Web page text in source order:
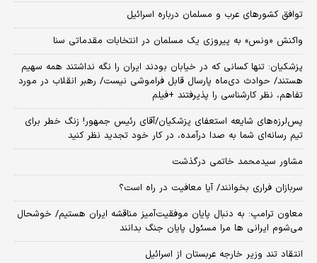
توافق کشورهای عرب و مسلمان درباره اسرائیل
واکنش «ونس» به پیروزی یک مسلمان در انتخابات مقدماتی سنا
پزشکیان: تنها کسانی که در خیابان بودند ایران را نگه نداشتند همه سهیم
هستند/ حوادث دی‌ماه پارسال قابل فراموشی نیست/ رهبر انقلاب در مورد
تفاهم، نظر کارشناسی را پذیرفتند +فیلم
پس‌لرزه‌های شایعه استعفای پزشکیان/آقای رئیس جمهور! زنگ خطر برای
تیم رسانه‌ای شما به صدا درآمده، در کار خود تجدید نظر کنید
مشاور سیدمحمد خاتمی درگذشت
سربازان فراری بخوانند/ آیا معافیت در راه است؟
معاون ترامپ: به دنبال پایان موفقیت‌آمیز مناقشه ایران هستیم/ خوشحال
می‌شوم ایرانی ها مرا مسئول پایان جنگ بدانند
انتقاد تند وزیر خارجه عربستان از اسرائیل